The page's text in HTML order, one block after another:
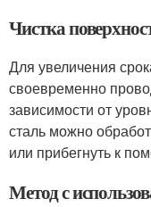
Чистка
Для увеличения
своевременно
зависимости от
сталь можно
или прибегнуть к
Метод с